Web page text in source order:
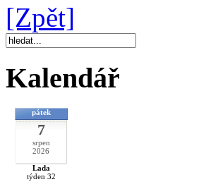
[Zpět]
Kalendář
pátek
7
srpen
2026
Lada
týden 32